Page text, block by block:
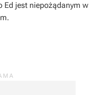
Ed jest niepożądanym w